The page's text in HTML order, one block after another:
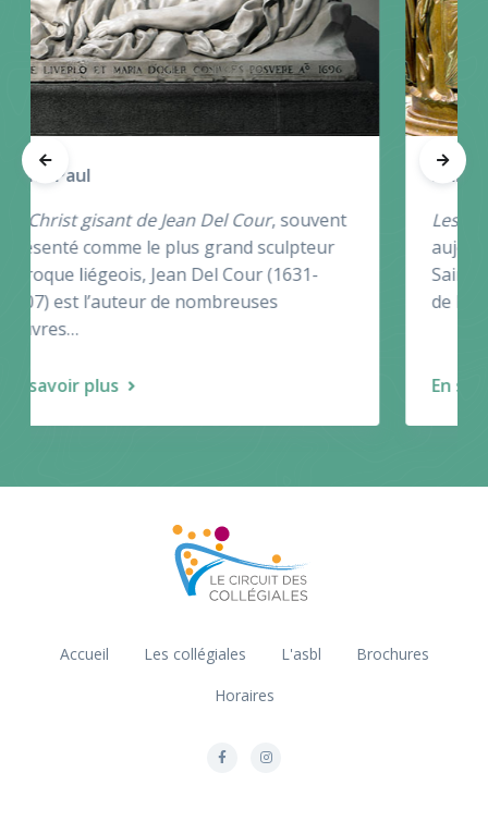
Saint-Barthélemy
Les fonts baptismaux, même si
aujourd’hui ils sont connus sous le nom de
Saint-Barthélemy, ces fonts proviennent
de l’église Notre-Dame-aux-Fonts…
En savoir plus
Accueil Les collégiales L'asbl
Brochures
Horaires